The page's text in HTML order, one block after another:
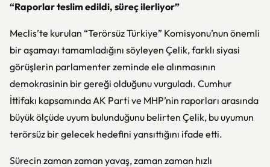
“Raporlar teslim edildi, süreç ilerliyor”
Meclis’te kurulan “Terörsüz Türkiye” Komisyonu’nun önemli
bir aşamayı tamamladığını söyleyen Çelik, farklı siyasi
görüşlerin parlamenter zeminde ele alınmasının
demokrasinin bir gereği olduğunu vurguladı. Cumhur
İttifakı kapsamında AK Parti ve MHP’nin raporları arasında
büyük ölçüde uyum bulunduğunu belirten Çelik, bu uyumun
terörsüz bir gelecek hedefini yansıttığını ifade etti.
Sürecin zaman zaman yavaş, zaman zaman hızlı